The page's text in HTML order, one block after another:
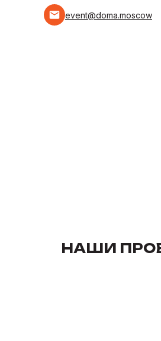
event@doma.moscow
НАШИ